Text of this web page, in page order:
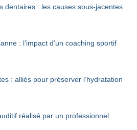
dentaires : les causes sous-jacentes
: l’impact d’un coaching sportif
: alliés pour préserver l’hydratation
réalisé par un professionnel